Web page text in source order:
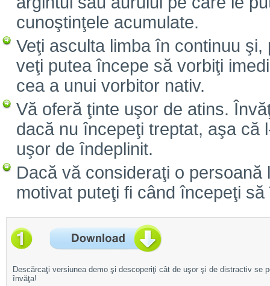
cunoştinţele acumulate.
Veţi asculta limba în continuu
veţi putea începe să vorbiţi
cea a unui vorbitor nativ.
Vă oferă ţinte uşor de atins.
dacă nu începeţi treptat, aşa că
uşor de îndeplinit.
Dacă vă consideraţi o
motivat puteţi fi când începeţi
Descărcaţi versiunea demo şi descoperiţi cât de uşor şi de distractiv se
învăţa!